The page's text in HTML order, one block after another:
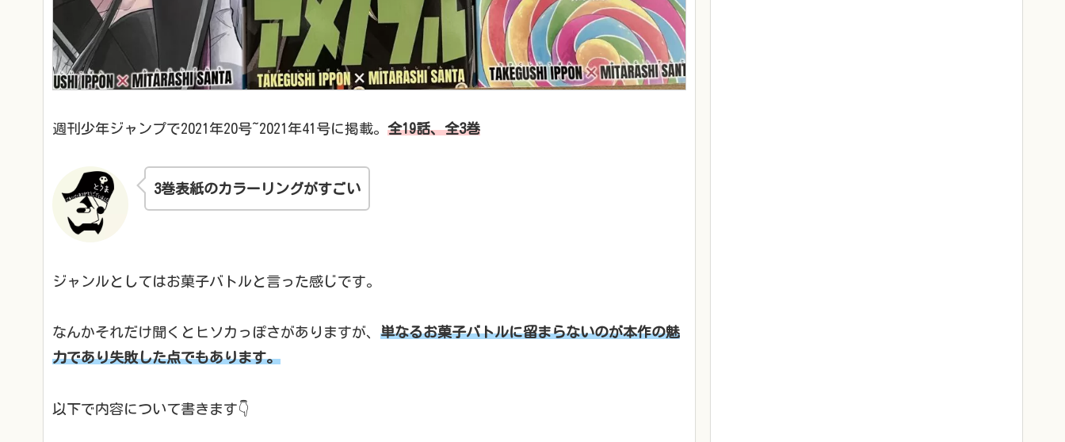
週刊少年ジャンプで2021年20号~2021年41号に掲載。 全19話、全3巻
3巻表紙のカラーリングがすごい
ジャンルとしてはお菓子バトルと言った感じです。
なんかそれだけ聞くとヒソカっぽさがありますが、 単なるお菓子バトルに留まらないのが本作の魅
力であり失敗した点でもあります。
以下で内容について書きます👇